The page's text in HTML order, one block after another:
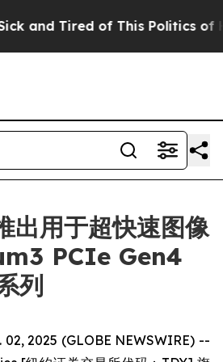
and Tired of This Politics of
出用于超快速图像
PCIe Gen4
列
02, 2025 (GLOBE NEWSWIRE) --